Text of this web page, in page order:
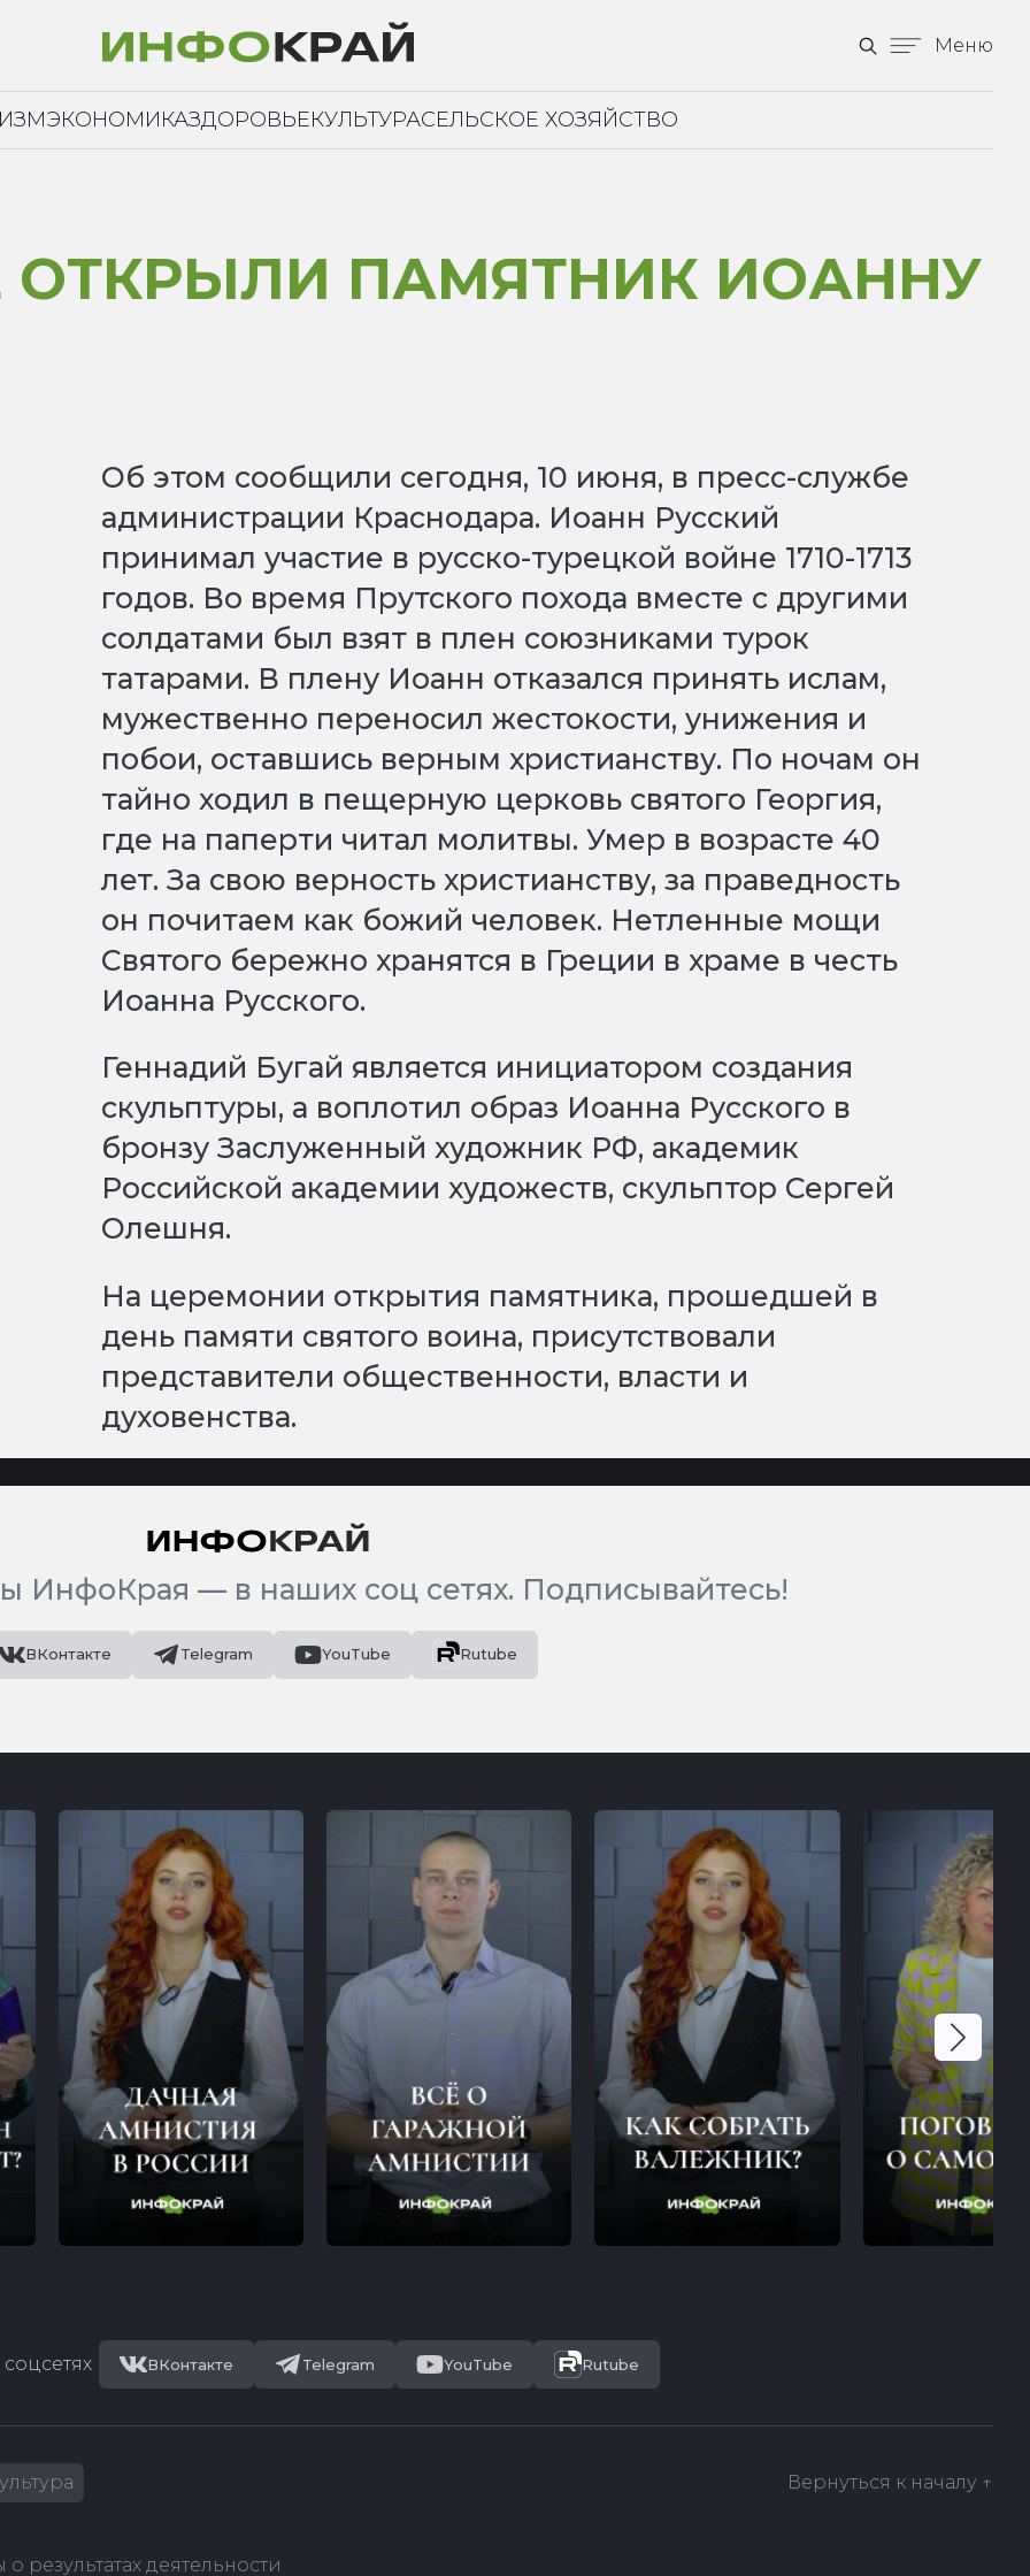
Меню
ЭКОНОМИКАЗДОРОВЬЕКУЛЬТУРАСЕЛЬСКОЕ ХОЗЯЙСТВО
ОТКРЫЛИ ПАМЯТНИК ИОАННУ
Об этом сообщили сегодня, 10 июня, в пресс-службе
администрации Краснодара. Иоанн Русский
принимал участие в русско-турецкой войне 1710-1713
годов. Во время Прутского похода вместе с другими
солдатами был взят в плен союзниками турок
татарами. В плену Иоанн отказался принять ислам,
мужественно переносил жестокости, унижения и
побои, оставшись верным христианству. По ночам он
тайно ходил в пещерную церковь святого Георгия,
где на паперти читал молитвы. Умер в возрасте 40
лет. За свою верность христианству, за праведность
он почитаем как божий человек. Нетленные мощи
Святого бережно хранятся в Греции в храме в честь
Иоанна Русского.
Геннадий Бугай является инициатором создания
скульптуры, а воплотил образ Иоанна Русского в
бронзу Заслуженный художник РФ, академик
Российской академии художеств, скульптор Сергей
Олешня.
На церемонии открытия памятника, прошедшей в
день памяти святого воина, присутствовали
представители общественности, власти и
духовенства.
ИнфоКрая — в наших соц сетях. Подписывайтесь!
ВКонтакте Telegram YouTube Rutube
ВКонтакте Telegram YouTube Rutube
Вернуться к началу ↑
о результатах деятельности